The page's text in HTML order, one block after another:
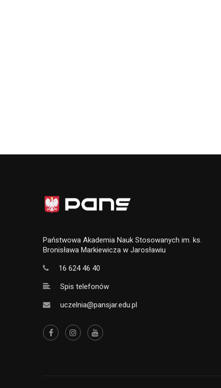
Państwowa Akademia Nauk Stosowanych im. ks.
Bronisława Markiewicza w Jarosławiu
16 624 46 40
Spis telefonów
uczelnia@pansjar.edu.pl